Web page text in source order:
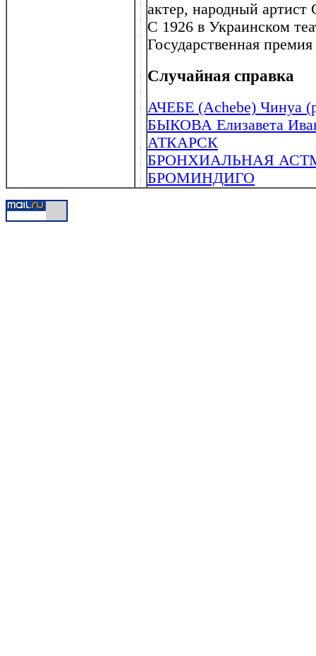
актер, народный
С 1926 в Украинском
Государственная
Случайная справка
АЧЕБЕ (Achebe) Чинуа
БЫКОВА Елизавета
АТКАРСК
БРОНХИАЛЬНАЯ
БРОМИНДИГО